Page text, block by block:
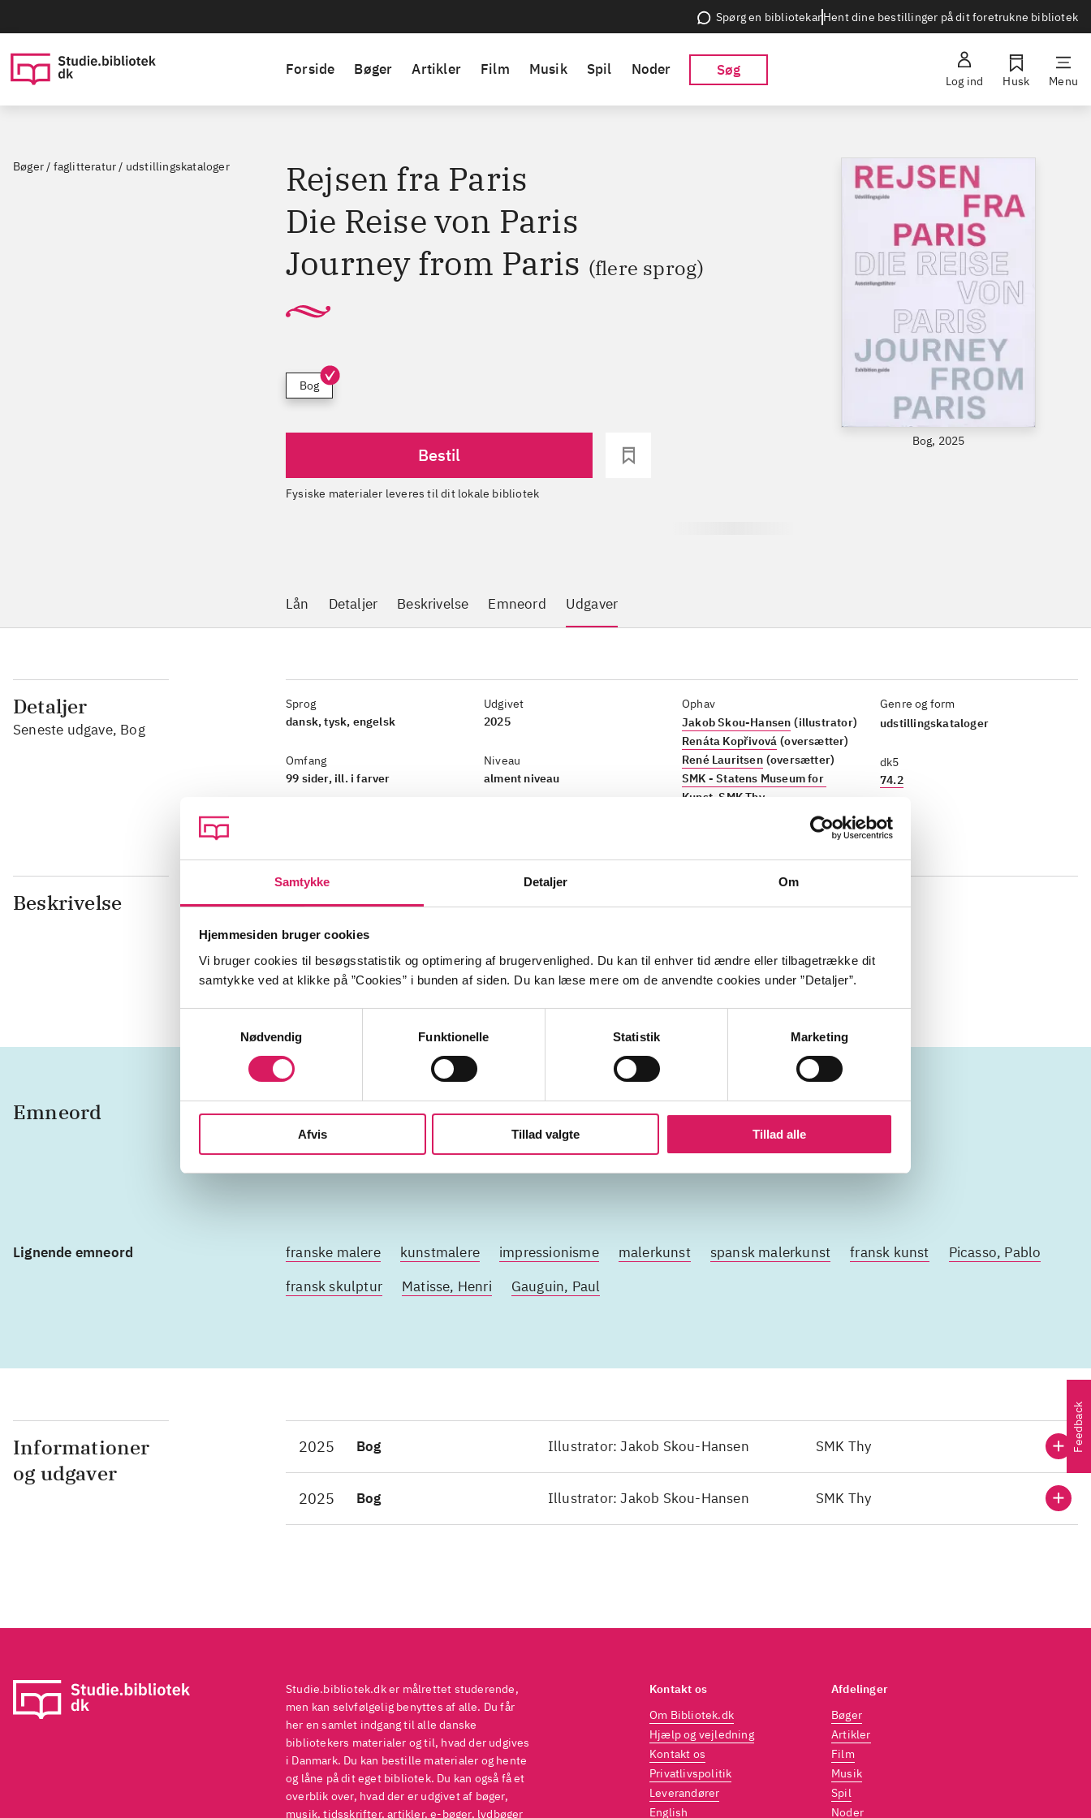
Samtykke Detaljer Om
Hjemmesiden bruger cookies
Vi bruger cookies til besøgsstatistik og optimering af brugervenlighed. Du kan til enhver tid ændre eller tilbagetrække dit
samtykke ved at klikke på ”Cookies” i bunden af siden. Du kan læse mere om de anvendte cookies under ”Detaljer”.
Nødvendig
Funktionelle Statistik Marketing
Afvis Tillad valgte Tillad alle
Spørg en bibliotekarHent dine bestillinger på dit foretrukne bibliotek
Forside Bøger Artikler Film Musik Spil Noder Søg
Log ind Husk Menu
Bøger / faglitteratur / udstillingskataloger
Bog, 2025
Rejsen fra Paris
Die Reise von Paris
Journey from Paris (flere sprog)
Bog
Bestil
Fysiske materialer leveres til dit lokale bibliotek
Lån Detaljer Beskrivelse Emneord Udgaver
Detaljer
Seneste udgave, Bog
Sprog
dansk, tysk, engelsk
Omfang
99 sider, ill. i farver
Udgivet
2025
Niveau
alment niveau
Ophav
Jakob Skou-Hansen
(illustrator)
Renáta Kopřivová (oversætter)
René Lauritsen (oversætter)
SMK - Statens Museum for
Kunst. SMK Thy
Genre og form
udstillingskataloger
dk5
74.2
Beskrivelse Udgivet i forbindelse med udstilling
moderne fransk kunst kom til SMK. Samlingen tæller nogle af museets mest
ikoniske værker, skabt i begyndelsen af 1900-tallet af kunstnere som Henri
Matisse, André Derain og Pablo Picasso.
Emneord
fransk malerkunst
1900'erne
1910'erne 1920'erne 1930'erne 1940'erne
Lignende emneord franske malere kunstmalere impressionisme malerkunst spansk malerkunst fransk kunst
Picasso, Pablo
fransk skulptur
Matisse, Henri Gauguin, Paul
Informationer
og udgaver
2025 Bog Illustrator: Jakob Skou-Hansen SMK Thy
2025 Bog Illustrator: Jakob Skou-Hansen SMK Thy
Feedback
Studie.bibliotek.dk er målrettet studerende,
men kan selvfølgelig benyttes af alle. Du får
her en samlet indgang til alle danske
bibliotekers materialer og til, hvad der udgives
i Danmark. Du kan bestille materialer og hente
og låne på dit eget bibliotek. Du kan også få et
overblik over, hvad der er udgivet af bøger,
musik, tidsskrifter, artikler, e-bøger, lydbøger
Kontakt os
Om Bibliotek.dk
Hjælp og vejledning
Kontakt os
Privatlivspolitik
Leverandører
English
Afdelinger
Bøger
Artikler
Film
Musik
Spil
Noder